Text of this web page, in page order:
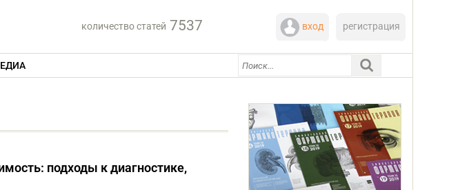
количество статей 7537 вход регистрация
подходы к диагностике,